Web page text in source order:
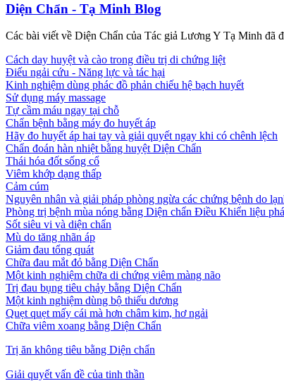
Diện Chẩn - Tạ Minh Blog
Các bài viết về Diện Chẩn của Tác giả Lương Y Tạ Minh đã
Cách day huyệt và cào trong điều trị di chứng liệt
Điếu ngải cứu - Năng lực và tác hại
Kinh nghiệm dùng phác đồ phản chiếu hệ bạch huyết
Sử dụng máy massage
Tự cầm máu ngay tại chỗ
Chẩn bệnh bằng máy đo huyết áp
Hãy đo huyết áp hai tay và giải quyết ngay khi có chênh lệch
Chẩn đoán hàn nhiệt bằng huyệt Diện Chẩn
Thái hóa đốt sống cổ
Viêm khớp dạng thấp
Cảm cúm
Nguyên nhân và giải pháp phòng ngừa các chứng bệnh do
Phòng trị bệnh mùa nóng bằng Diện chẩn Điều Khiển liệu
Sốt siêu vi và diện chẩn
Mù do tăng nhãn áp
Giảm đau tổng quát
Chữa đau mắt đỏ bằng Diện Chẩn
Một kinh nghiệm chữa di chứng viêm màng não
Trị đau bụng tiêu chảy bằng Diện Chẩn
Một kinh nghiệm dùng bộ thiếu dương
Quẹt quẹt mấy cái mà hơn châm kim, hơ ngải
Chữa viêm xoang bằng Diện Chẩn
Trị ăn không tiêu bằng Diện chẩn
Giải quyết vấn đề của tinh thần